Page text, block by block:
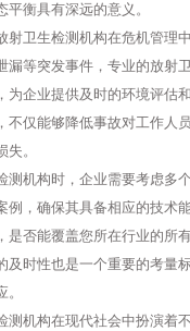
衡具有深远的意义。
射卫生检测机构在危机管理
漏等突发事件，专业的放射
为企业提供及时的环境评估
不仅能够降低事故对工作人
。
测机构时，企业需要考虑多
例，确保其具备相应的技术
是否能覆盖您所在行业的所
及时性也是一个重要的考量
测机构在现代社会中扮演着